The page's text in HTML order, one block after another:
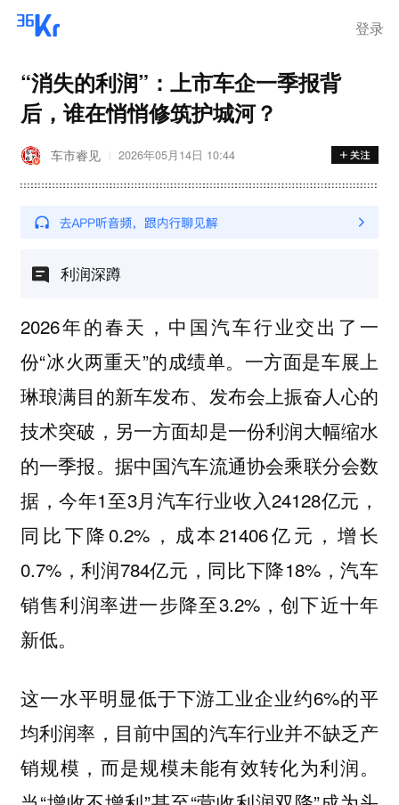
登录
“消失的利润”：上市车企一季报背
后，谁在悄悄修筑护城河？
车市睿见 2026年05月14日 10:44
利润深蹲
2026年的春天，中国汽车行业交出了一
份“冰火两重天”的成绩单。一方面是车展上
琳琅满目的新车发布、发布会上振奋人心的
技术突破，另一方面却是一份利润大幅缩水
的一季报。据中国汽车流通协会乘联分会数
据，今年1至3月汽车行业收入24128亿元，
同比下降0.2%，成本21406亿元，增长
0.7%，利润784亿元，同比下降18%，汽车
销售利润率进一步降至3.2%，创下近十年
新低。
这一水平明显低于下游工业企业约6%的平
均利润率，目前中国的汽车行业并不缺乏产
销规模，而是规模未能有效转化为利润。